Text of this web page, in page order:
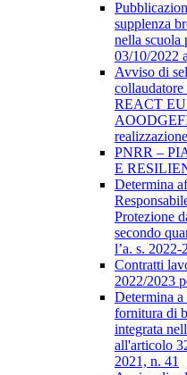
supplenza
nella scuola
03/10/2022
Avviso di
REACT EU
PNRR –
E
Determina
Protezione
secondo
l’a. s. 2022-
Contratti
2022/2023
Determina
fornitura di
integrata
all'articolo
2021, n. 41